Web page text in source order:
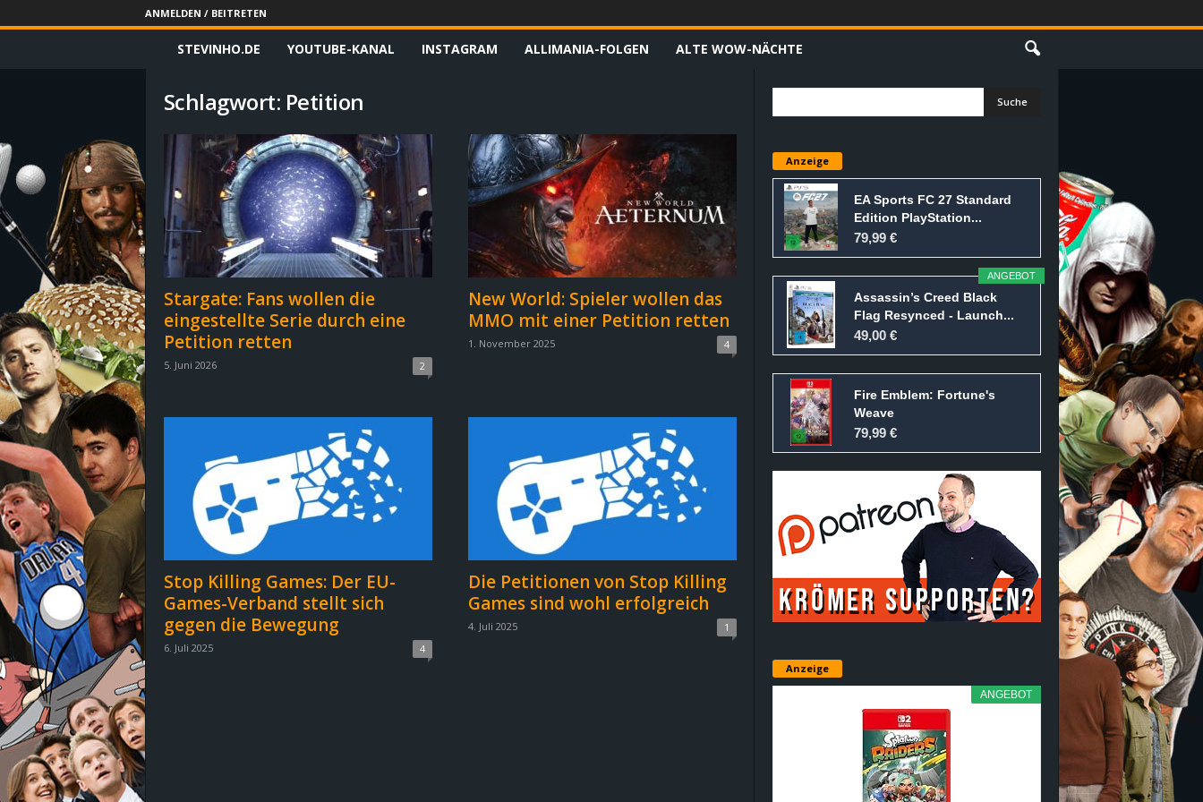
ANMELDEN / BEITRETEN
o
.
i
n
a
STEVINHO.DE YOUTUBE-KANAL INSTAGRAM ALLIMANIA-FOLGEN ALTE WOW-NÄCHTE
Schlagwort: Petition
Stargate: Fans wollen die
eingestellte Serie durch eine
Petition retten
5. Juni 2026 2
New World: Spieler wollen das
MMO mit einer Petition retten
1. November 2025 4
Stop Killing Games: Der EU-
Games-Verband stellt sich
gegen die Bewegung
6. Juli 2025 4
Die Petitionen von Stop Killing
Games sind wohl erfolgreich
4. Juli 2025 1
Anzeige
EA Sports FC 27 Standard
Edition PlayStation...
79,99 €
ANGEBOT
Assassin’s Creed Black
Flag Resynced - Launch...
49,00 €
Fire Emblem: Fortune's
Weave
79,99 €
Anzeige
ANGEBOT